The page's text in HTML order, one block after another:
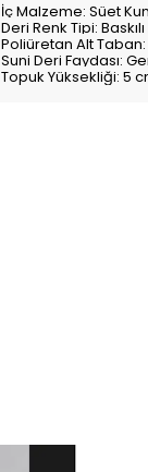
İç Malzeme: Süet
Deri Renk Tipi:
Poliüretan Alt
Suni Deri Faydası:
Topuk Yüksekliği: 5